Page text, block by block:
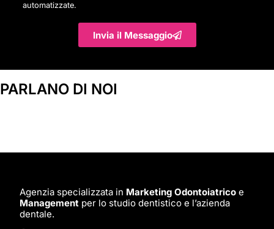
automatizzate.
Invia il Messaggio
PARLANO DI NOI
Agenzia specializzata in Marketing Odontoiatrico e
Management per lo studio dentistico e l’azienda
dentale.